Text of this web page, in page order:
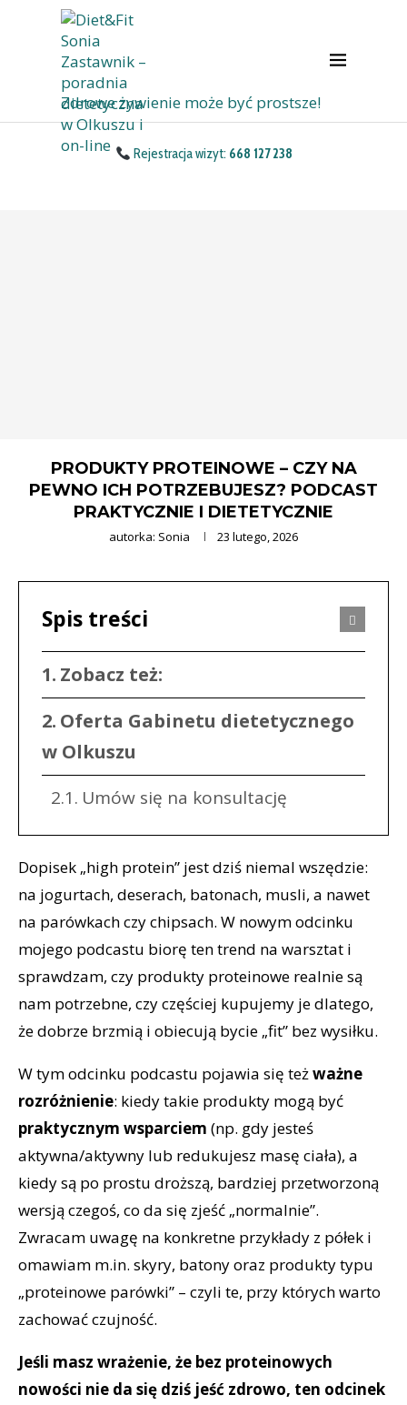
Zdrowe żywienie może być prostsze!
Rejestracja wizyt: 668 127 238
PRODUKTY PROTEINOWE – CZY NA
PEWNO ICH POTRZEBUJESZ? PODCAST
PRAKTYCZNIE I DIETETYCZNIE
autorka: Sonia 23 lutego, 2026
Spis treści
Zobacz też:
Oferta Gabinetu dietetycznego
w Olkuszu
Umów się na konsultację
Dopisek „high protein” jest dziś niemal wszędzie:
na jogurtach, deserach, batonach, musli, a nawet
na parówkach czy chipsach. W nowym odcinku
mojego podcastu biorę ten trend na warsztat i
sprawdzam, czy produkty proteinowe realnie są
nam potrzebne, czy częściej kupujemy je dlatego,
że dobrze brzmią i obiecują bycie „fit” bez wysiłku.
W tym odcinku podcastu pojawia się teżważne
rozróżnienie: kiedy takie produkty mogą być
praktycznym wsparciem (np. gdy jesteś
aktywna/aktywny lub redukujesz masę ciała), a
kiedy są po prostu droższą, bardziej przetworzoną
wersją czegoś, co da się zjeść „normalnie”.
Zwracam uwagę na konkretne przykłady z półek i
omawiam m.in. skyry, batony oraz produkty typu
„proteinowe parówki” – czyli te, przy których warto
zachować czujność.
Jeśli masz wrażenie, że bez proteinowych
nowości nie da się dziś jeść zdrowo, ten odcinek